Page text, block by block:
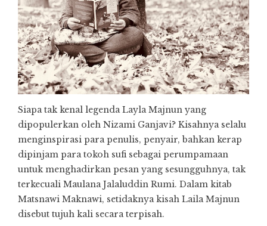
Siapa tak kenal legenda Layla Majnun yang
dipopulerkan oleh Nizami Ganjavi? Kisahnya selalu
menginspirasi para penulis, penyair, bahkan kerap
dipinjam para tokoh sufi sebagai perumpamaan
untuk menghadirkan pesan yang sesungguhnya, tak
terkecuali Maulana Jalaluddin Rumi. Dalam kitab
Matsnawi Maknawi, setidaknya kisah Laila Majnun
disebut tujuh kali secara terpisah.